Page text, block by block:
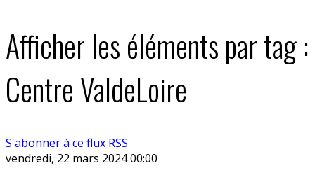
Afficher les éléments par tag :
Centre ValdeLoire
S'abonner à ce flux RSS
vendredi, 22 mars 2024 00:00